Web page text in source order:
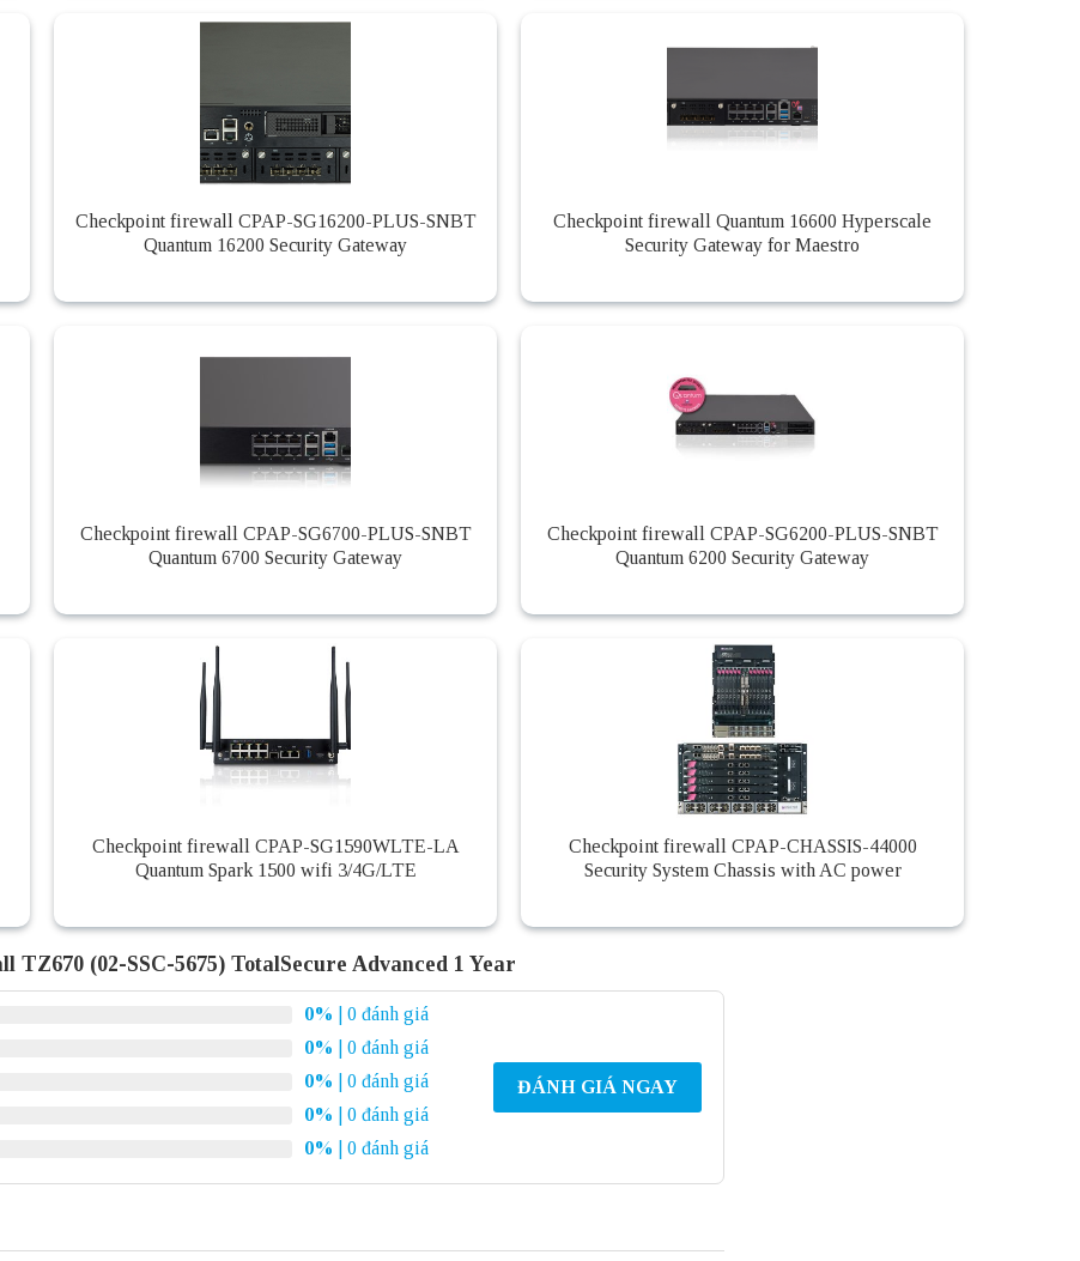
Checkpoint firewall CPAP-SG16200-PLUS-SNBT
Quantum 16200 Security Gateway
Checkpoint firewall Quantum 16600 Hyperscale
Security Gateway for Maestro
Checkpoint firewall CPAP-SG6700-PLUS-SNBT
Quantum 6700 Security Gateway
Checkpoint firewall CPAP-SG6200-PLUS-SNBT
Quantum 6200 Security Gateway
Checkpoint firewall CPAP-SG1590WLTE-LA
Quantum Spark 1500 wifi 3/4G/LTE
Checkpoint firewall CPAP-CHASSIS-44000
Security System Chassis with AC power
TZ670 (02-SSC-5675) TotalSecure Advanced 1 Year
0%
| 0 đánh giá
0%
| 0 đánh giá
0%
| 0 đánh giá
0%
| 0 đánh giá
0% | 0 đánh giá
ĐÁNH GIÁ NGAY